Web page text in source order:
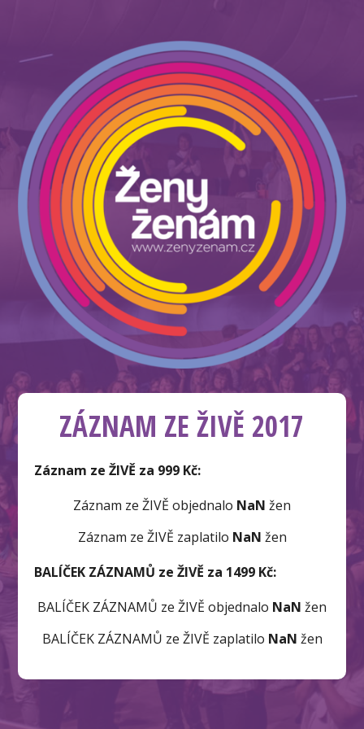
ZÁZNAM ZE ŽIVĚ 2017
Záznam ze ŽIVĚ za 999 Kč:
Záznam ze ŽIVĚ objednalo NaN žen
Záznam ze ŽIVĚ zaplatilo NaN žen
BALÍČEK ZÁZNAMŮ ze ŽIVĚ za 1499 Kč:
BALÍČEK ZÁZNAMŮ ze ŽIVĚ objednalo NaN žen
BALÍČEK ZÁZNAMŮ ze ŽIVĚ zaplatilo NaN žen